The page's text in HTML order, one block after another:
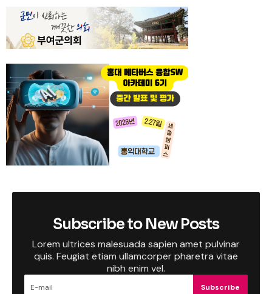
Subscribe to New Posts
Lorem ultrices malesuada sapien amet pulvinar
quis. Feugiat etiam ullamcorper pharetra vitae
nibh enim vel.
Subscribe